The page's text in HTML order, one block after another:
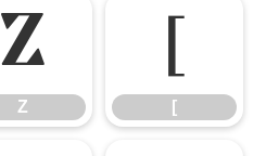
Z
Z [